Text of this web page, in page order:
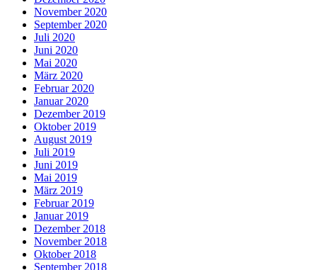
November 2020
September 2020
Juli 2020
Juni 2020
Mai 2020
März 2020
Februar 2020
Januar 2020
Dezember 2019
Oktober 2019
August 2019
Juli 2019
Juni 2019
Mai 2019
März 2019
Februar 2019
Januar 2019
Dezember 2018
November 2018
Oktober 2018
September 2018